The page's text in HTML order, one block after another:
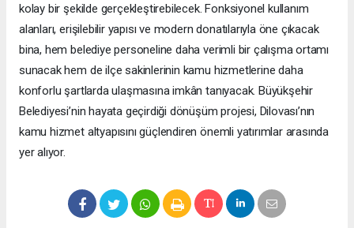
kolay bir şekilde gerçekleştirebilecek. Fonksiyonel kullanım
alanları, erişilebilir yapısı ve modern donatılarıyla öne çıkacak
bina, hem belediye personeline daha verimli bir çalışma ortamı
sunacak hem de ilçe sakinlerinin kamu hizmetlerine daha
konforlu şartlarda ulaşmasına imkân tanıyacak. Büyükşehir
Belediyesi’nin hayata geçirdiği dönüşüm projesi, Dilovası’nın
kamu hizmet altyapısını güçlendiren önemli yatırımlar arasında
yer alıyor.